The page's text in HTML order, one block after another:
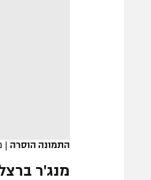
התמונה הוסרה |
מנג'ר